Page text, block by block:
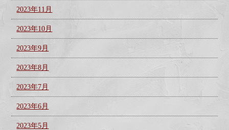
2023年11月
2023年10月
2023年9月
2023年8月
2023年7月
2023年6月
2023年5月